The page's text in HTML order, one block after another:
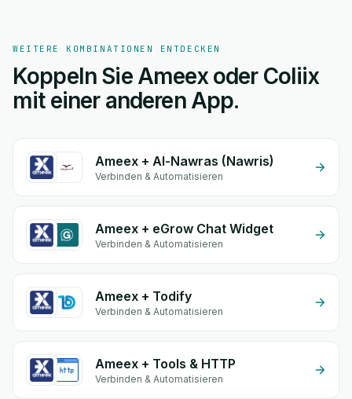
WEITERE KOMBINATIONEN ENTDECKEN
Koppeln Sie Ameex oder Coliix
mit einer anderen App.
Ameex + Al-Nawras (Nawris)
Verbinden & Automatisieren
Ameex + eGrow Chat Widget
Verbinden & Automatisieren
Ameex + Todify
Verbinden & Automatisieren
Ameex + Tools & HTTP
Verbinden & Automatisieren